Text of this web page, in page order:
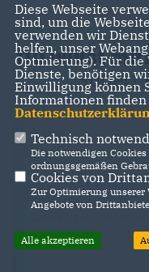
Du willst
Super!
Diese Webseite
sind, um die
verwenden wir
helfen, unser
Optmierung). Für
Dienste, benötigen
Einwilligung können
Informationen finden
Technisch
Die notwendigen
ordnungsgemäßen
Cookies von
Zur Optimierung unserer
Angebote von
Alle akzeptieren